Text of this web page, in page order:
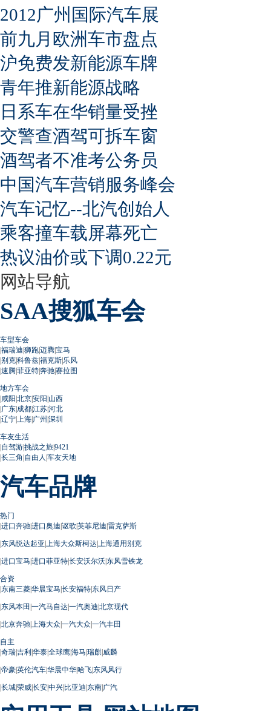
2012广州国际汽车展
前九月欧洲车市盘点
沪免费发新能源车牌
青年推新能源战略
日系车在华销量受挫
交警查酒驾可拆车窗
酒驾者不准考公务员
中国汽车营销服务峰会
汽车记忆--北汽创始人
乘客撞车载屏幕死亡
热议油价或下调0.22元
网站导航
SAA搜狐车会
车型车会
|福瑞迪|狮跑|迈腾|宝马
|别克|科鲁兹|福克斯|乐风
|速腾|菲亚特|奔驰|赛拉图
地方车会
|咸阳|北京|安阳|山西
|广东|成都|江苏|河北
|辽宁| 上海|广州 |深圳
车友生活
|自驾游|挑战之旅|9421
|长三角 |自由人 |车友天地
汽车品牌
热门
|进口奔驰|进口奥迪|讴歌|英菲尼迪|雷克萨斯
|东风悦达起亚| 上海大众斯柯达| 上海通用别克
|进口宝马|进口菲亚特|长安沃尔沃|东风雪铁龙
合资
|东南三菱|华晨宝马|长安福特|东风日产
|东风本田 |一汽马自达|一汽奥迪|北京现代
|北京奔驰| 上海大众|一汽大众|一汽丰田
自主
|奇瑞|吉利|华泰|全球鹰|海马|瑞麒|威麟
|帝豪|英伦汽车|华晨中华|哈飞|东风风行
|长城|荣威|长安|中兴|比亚迪|东南|广汽